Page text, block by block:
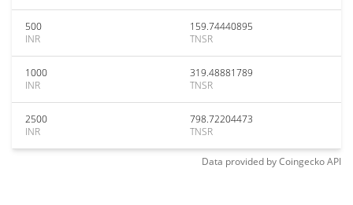
500
INR
159.74440895
TNSR
1000
INR
319.48881789
TNSR
2500
INR
798.72204473
TNSR
Data provided byCoingeckoAPI